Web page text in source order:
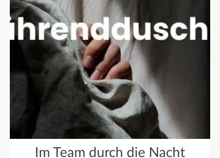
Im Team durch die Nacht